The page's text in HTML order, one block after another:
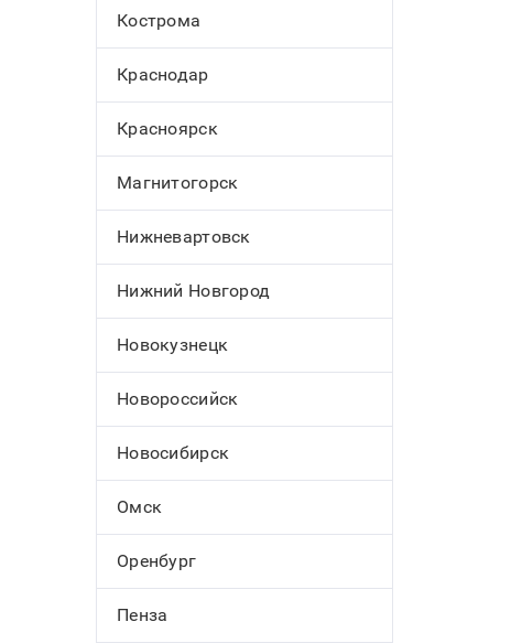
Кострома
Краснодар
Красноярск
Магнитогорск
Нижневартовск
Нижний Новгород
Новокузнецк
Новороссийск
Новосибирск
Омск
Оренбург
Пенза